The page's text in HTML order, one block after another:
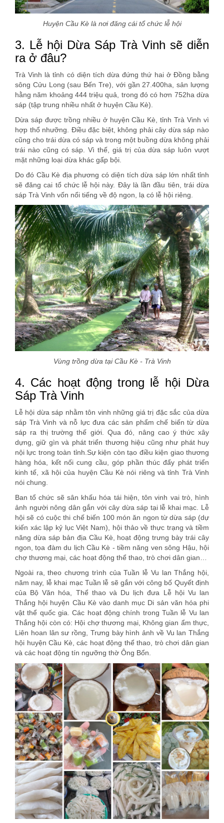
Huyện Cầu Kè là nơi đăng cái tổ chức lễ hội
3. Lễ hội Dừa Sáp Trà Vinh sẽ diễn
ra ở đâu?
Trà Vinh là tỉnh có diện tích dừa đứng thứ hai ở Đồng bằng
sông Cửu Long (sau Bến Tre), với gần 27.400ha, sản lượng
hằng năm khoảng 444 triệu quả, trong đó có hơn 752ha dừa
sáp (tập trung nhiều nhất ở huyện Cầu Kè).
Dừa sáp được trồng nhiều ở huyện Cầu Kè, tỉnh Trà Vinh vì
hợp thổ nhưỡng. Điều đặc biệt, không phải cây dừa sáp nào
cũng cho trái dừa có sáp và trong một buồng dừa không phải
trái nào cũng có sáp. Vì thế, giá trị của dừa sáp luôn vượt
mặt những loại dừa khác gấp bội.
Do đó Cầu Kè địa phương có diện tích dừa sáp lớn nhất tỉnh
sẽ đăng cai tổ chức lễ hội này. Đây là lần đầu tiên, trái dừa
sáp Trà Vinh vốn nổi tiếng về độ ngon, lạ có lễ hội riêng.
Vùng trồng dừa tại Cầu Kè - Trà Vinh
4. Các hoạt động trong lễ hội Dừa
Sáp Trà Vinh
Lễ hội dừa sáp nhằm tôn vinh những giá trị đặc sắc của dừa
sáp Trà Vinh và nỗ lực đưa các sản phẩm chế biến từ dừa
sáp ra thị trường thế giới. Qua đó, nâng cao ý thức xây
dựng, giữ gìn và phát triển thương hiệu cũng như phát huy
nội lực trong toàn tỉnh.Sự kiện còn tạo điều kiện giao thương
hàng hóa, kết nối cung cầu, góp phần thúc đẩy phát triển
kinh tế, xã hội của huyện Cầu Kè nói riêng và tỉnh Trà Vinh
nói chung.
Ban tổ chức sẽ sân khấu hóa tái hiện, tôn vinh vai trò, hình
ảnh người nông dân gắn với cây dừa sáp tại lễ khai mạc. Lễ
hội sẽ có cuộc thi chế biến 100 món ăn ngon từ dừa sáp (dự
kiến xác lập kỷ lục Việt Nam), hội thảo về thực trạng và tiềm
năng dừa sáp bản địa Cầu Kè, hoạt động trưng bày trái cây
ngon, tọa đàm du lịch Cầu Kè - tiềm năng ven sông Hậu, hội
chợ thương mại, các hoạt động thể thao, trò chơi dân gian…
Ngoài ra, theo chương trình của Tuần lễ Vu lan Thắng hội,
năm nay, lễ khai mạc Tuần lễ sẽ gắn với công bố Quyết định
của Bộ Văn hóa, Thể thao và Du lịch đưa Lễ hội Vu lan
Thắng hội huyện Cầu Kè vào danh mục Di sản văn hóa phi
vật thể quốc gia. Các hoạt động chính trong Tuần lễ Vu lan
Thắng hội còn có: Hội chợ thương mại, Không gian ẩm thực,
Liên hoan lân sư rồng, Trưng bày hình ảnh về Vu lan Thắng
hội huyện Cầu Kè, các hoạt động thể thao, trò chơi dân gian
và các hoạt động tín ngưỡng thờ Ông Bổn.